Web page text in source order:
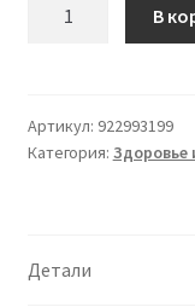
Xxl
В
Артикул: 922993199
Категория: Здоровье
Детали